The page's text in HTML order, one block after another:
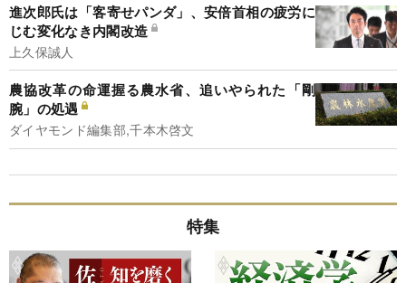
進次郎氏は「客寄せパンダ」、安倍首相の疲労に
じむ変化なき内閣改造
上久保誠人
農協改革の命運握る農水省、追いやられた「剛
腕」の処遇
ダイヤモンド編集部,千本木啓文
特集